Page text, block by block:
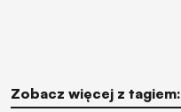
Zobacz więcej z tagiem: